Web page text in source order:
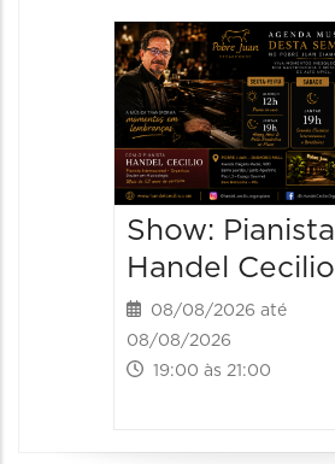
Show: Pianista
Handel Cecilio
08/08/2026 até
08/08/2026
19:00 às 21:00